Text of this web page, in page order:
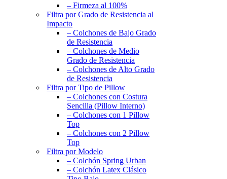
– Firmeza al 100%
Filtra por Grado de Resistencia al
Impacto
– Colchones de Bajo Grado
de Resistencia
– Colchones de Medio
Grado de Resistencia
– Colchones de Alto Grado
de Resistencia
Filtra por Tipo de Pillow
– Colchones con Costura
Sencilla (Pillow Interno)
– Colchones con 1 Pillow
Top
– Colchones con 2 Pillow
Top
Filtra por Modelo
– Colchón Spring Urban
– Colchón Latex Clásico